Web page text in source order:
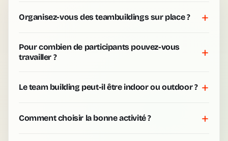
Organisez-vous des teambuildings sur place ? +
Pour combien de participants pouvez-vous
travailler ?
+
Le team building peut-il être indoor ou outdoor ? +
Comment choisir la bonne activité ? +